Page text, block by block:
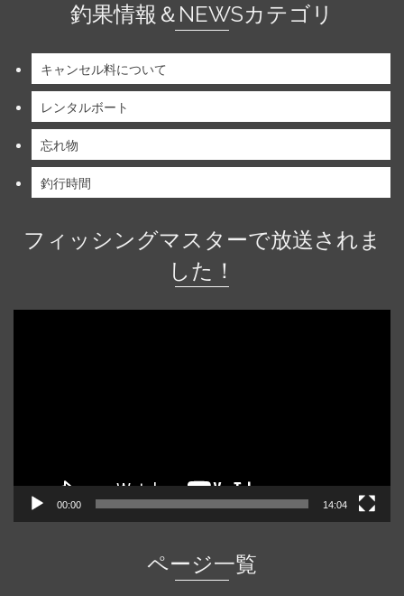
釣果情報＆NEWSカテゴリ
キャンセル料について
レンタルボート
忘れ物
釣行時間
フィッシングマスターで放送されま
した！
00:00 14:04
ページ一覧